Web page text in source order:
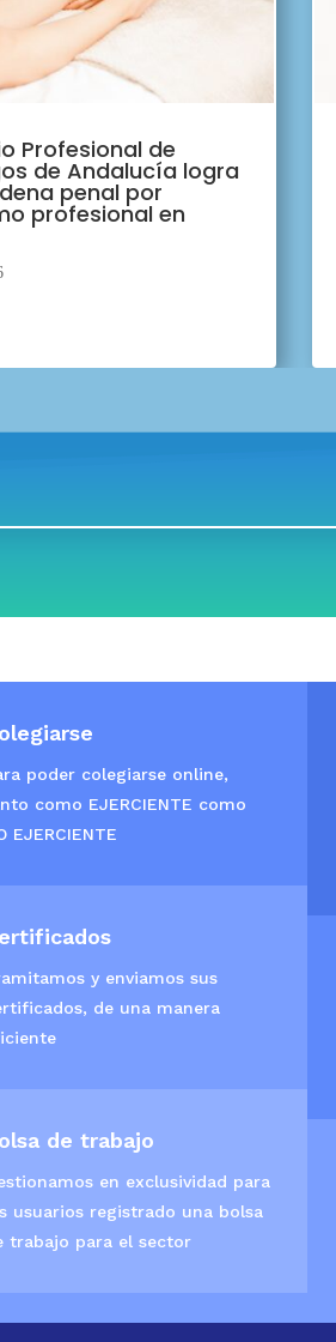
Profesional de
de Andalucía logra
penal por
profesional en
poder colegiarse online,
como EJERCIENTE como
EJERCIENTE
y enviamos sus
de una manera
de trabajo
en exclusividad para
usuarios registrado una bolsa
trabajo para el sector